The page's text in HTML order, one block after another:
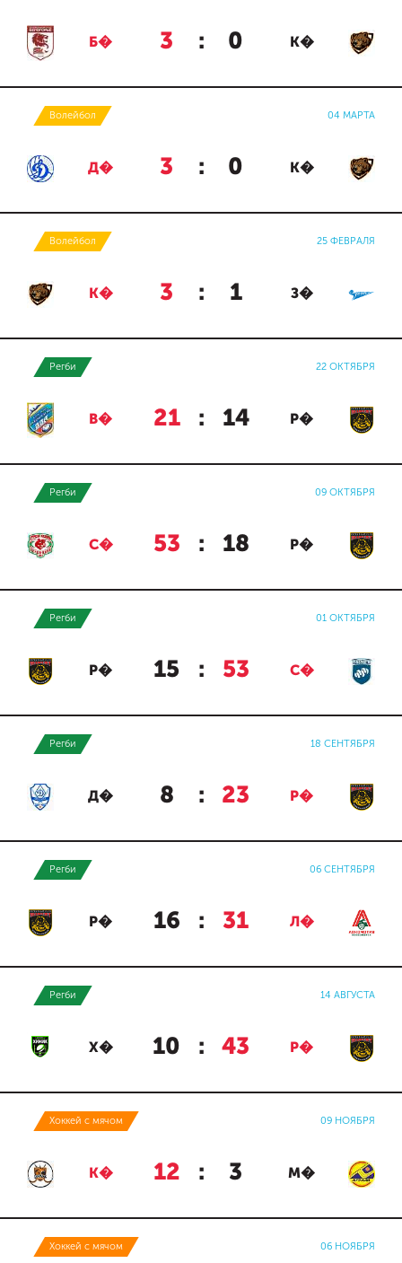
Б� 3 : 0 К�
Волейбол 04 МАРТА
Д� 3 : 0 К�
Волейбол 25 ФЕВРАЛЯ
К� 3 : 1 З�
Регби 22 ОКТЯБРЯ
В� 21 : 14 Р�
Регби 09 ОКТЯБРЯ
С� 53 : 18 Р�
Регби 01 ОКТЯБРЯ
Р� 15 : 53 С�
Регби 18 СЕНТЯБРЯ
Д� 8 : 23 Р�
Регби 06 СЕНТЯБРЯ
Р� 16 : 31 Л�
Регби 14 АВГУСТА
Х� 10 : 43 Р�
Хоккей с мячом 09 НОЯБРЯ
К� 12 : 3 М�
Хоккей с мячом 06 НОЯБРЯ